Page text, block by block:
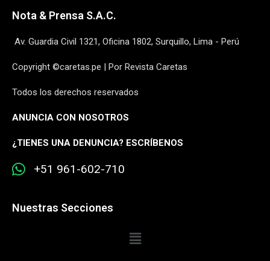
Nota & Prensa S.A.C.
Av. Guardia Civil 1321, Oficina 1802, Surquillo, Lima - Perú
Copyright ©caretas.pe | Por Revista Caretas
Todos los derechos reservados
ANUNCIA CON NOSOTROS
¿TIENES UNA DENUNCIA? ESCRÍBENOS
+51 961-602-710
Nuestras Secciones